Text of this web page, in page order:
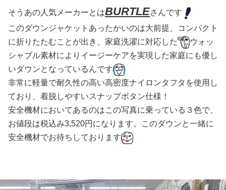
そうあの人気メーカーとはBURTLEさんです
このダウンジャケットあったかいのは大前提、コンパクト
に折りたたむことが出き、家庭洗濯に対応した
ウォッ
シャブル素材によりイージーケアを実現した家庭にも優し
いダウンとなっているんです
非常に軽量で耐久性の高い高密度ナイロンタフタを使用し
ており、着脱しやすいスナップボタン仕様！
安全機材においてあるのはこの写真に乗っている３色で、
お値段は税込み3,520円になります。このダウンと一緒に
安全機材でお待ちしております